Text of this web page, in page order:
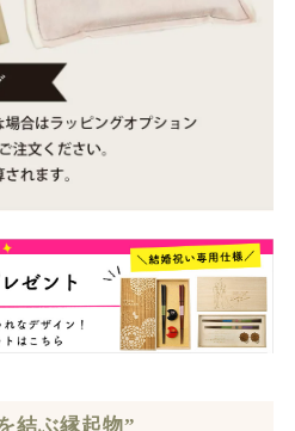
結ぶ縁起物”